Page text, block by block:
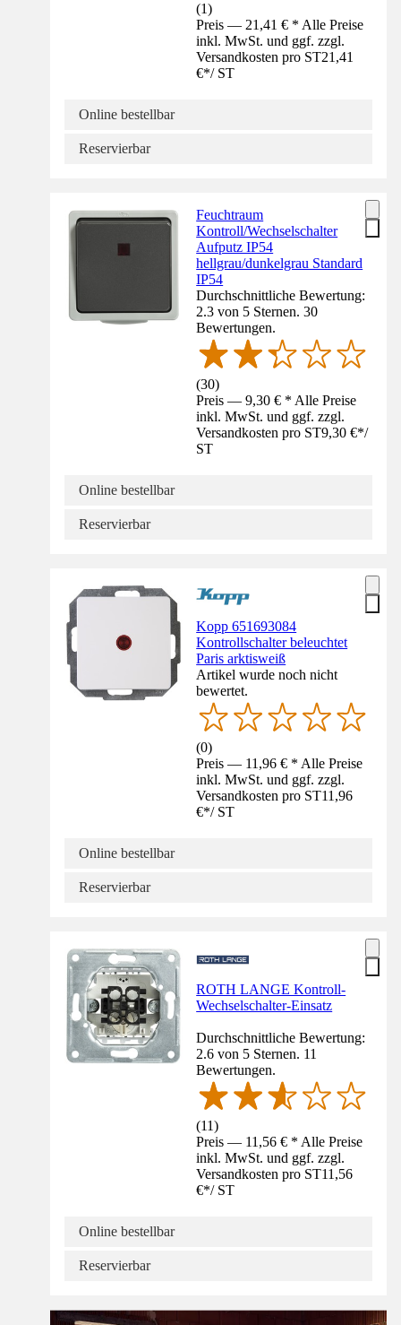
(1)
Preis — 21,41 € * Alle Preise
inkl. MwSt. und ggf. zzgl.
Versandkosten pro ST21,41
€*/ ST
Online bestellbar
Reservierbar
Feuchtraum
Kontroll/Wechselschalter
Aufputz IP54
hellgrau/dunkelgrau Standard
IP54
Durchschnittliche Bewertung:
2.3 von 5 Sternen. 30
Bewertungen.
(30)
Preis — 9,30 € * Alle Preise
inkl. MwSt. und ggf. zzgl.
Versandkosten pro ST9,30 €*/
ST
Online bestellbar
Reservierbar
Kopp 651693084
Kontrollschalter beleuchtet
Paris arktisweiß
Artikel wurde noch nicht
bewertet.
(0)
Preis — 11,96 € * Alle Preise
inkl. MwSt. und ggf. zzgl.
Versandkosten pro ST11,96
€*/ ST
Online bestellbar
Reservierbar
ROTH LANGE Kontroll-
Wechselschalter-Einsatz
Durchschnittliche Bewertung:
2.6 von 5 Sternen. 11
Bewertungen.
(11)
Preis — 11,56 € * Alle Preise
inkl. MwSt. und ggf. zzgl.
Versandkosten pro ST11,56
€*/ ST
Online bestellbar
Reservierbar